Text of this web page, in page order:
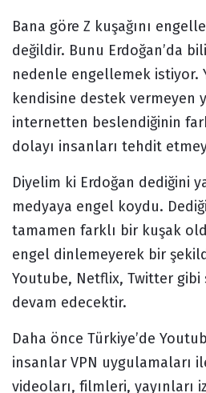
Bana göre Z kuşağını
değildir. Bunu Erdoğan’da
nedenle engellemek istiyor.
kendisine destek vermeyen
internetten beslendiğinin
dolayı insanları tehdit
Diyelim ki Erdoğan dediğini
medyaya engel koydu.
tamamen farklı bir kuşak
engel dinlemeyerek bir
Youtube, Netflix, Twitter gibi
devam edecektir.
Daha önce Türkiye’de
insanlar VPN uygulamaları
videoları, filmleri, yayınları